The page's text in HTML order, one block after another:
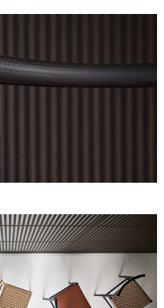
Unmute Settings